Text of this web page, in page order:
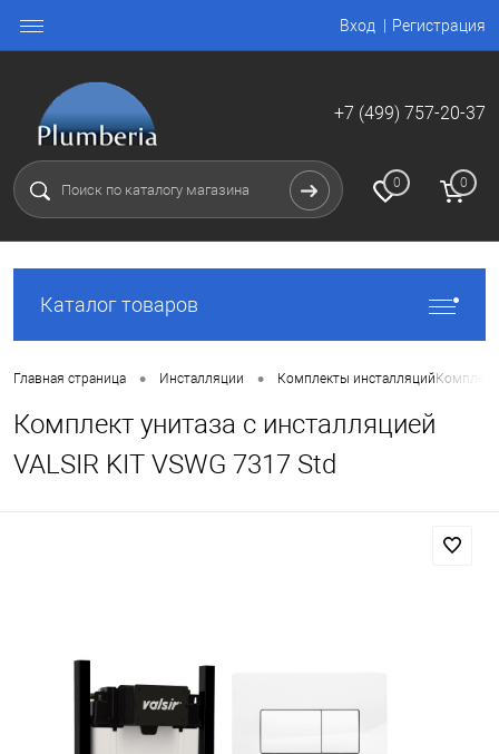
Вход Регистрация
+7 (499) 757-20-37
0 0
Каталог товаров
Главная страница • Инсталляции • Комплекты инсталляций Комплект
Комплект унитаза с инсталляцией
VALSIR KIT VSWG 7317 Std